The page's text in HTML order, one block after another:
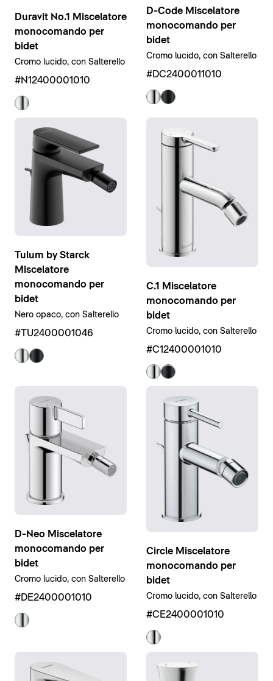
Duravit No.1 Miscelatore
monocomando per
bidet
Cromo lucido, con Salterello
#N12400001010
D-Code Miscelatore
monocomando per
bidet
Cromo lucido, con Salterello
#DC2400011010
Tulum by Starck
Miscelatore
monocomando per
bidet
Nero opaco, con Salterello
#TU2400001046
C.1 Miscelatore
monocomando per
bidet
Cromo lucido, con Salterello
#C12400001010
D-Neo Miscelatore
monocomando per
bidet
Cromo lucido, con Salterello
#DE2400001010
Circle Miscelatore
monocomando per
bidet
Cromo lucido, con Salterello
#CE2400001010